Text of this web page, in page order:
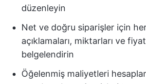
düzenleyin
Net ve doğru siparişler için
açıklamaları, miktarları ve
belgelendirin
Öğelenmiş maliyetleri